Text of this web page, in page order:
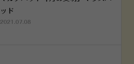
ッド
2021.07.08